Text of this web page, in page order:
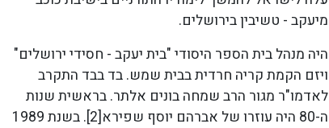
מיעקב - טשיבין בירושלים.
היה מנהל בית הספר היסודי "בית יעקב - חסידי ירושלים"
ויזם הקמת קריה חרדית בבית שמש. בד בבד התקרב
לאדמו"ר מגור הרב שמחה בונים אלתר. בראשית שנות
ה-80 היה עוזרו של אברהם יוסף שפירא[2]. בשנת 1989